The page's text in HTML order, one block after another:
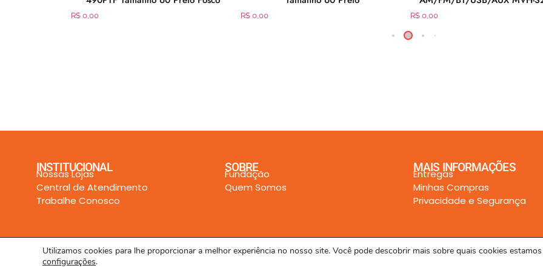
R$ 0,00 R$ 0,00 R$ 0,00
INSTITUCIONAL
Nossas Lojas
Central de Atendimento
Trabalhe Conosco
SOBRE
Fundação
Quem Somos
MAIS INFORMAÇÕES
Entregas
Minhas Compras
Privacidade e Segurança
Utilizamos cookies para lhe proporcionar a melhor experiência no nosso site. Você pode descobrir mais sobre quais cookies
configurações.